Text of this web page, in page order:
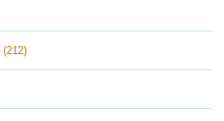
(212)